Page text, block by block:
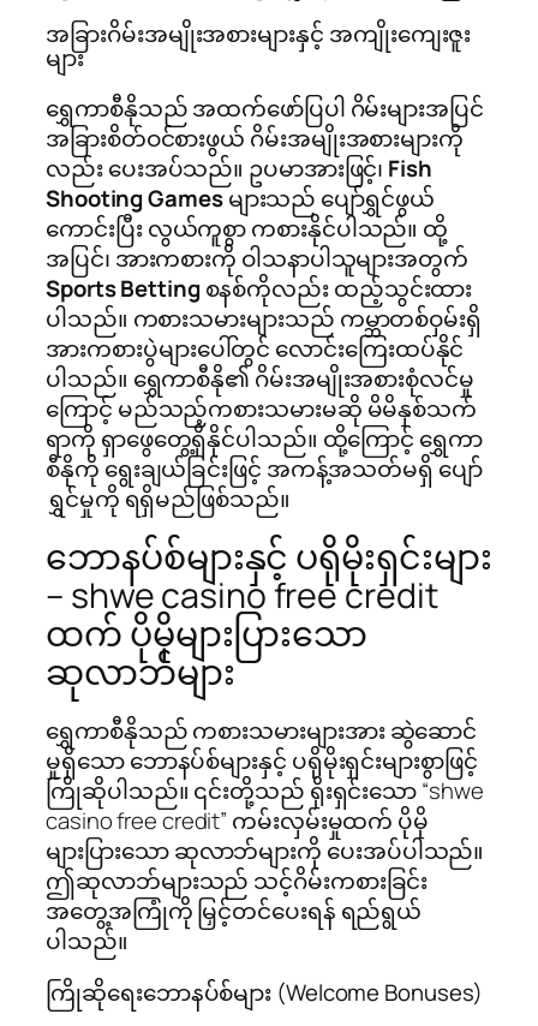
အခြားဂိမ်းအမျိုးအစားများနှင့် အကျိုးကျေးဇူး
များ
ရွှေကာစီနိုသည် အထက်ဖော်ပြပါ ဂိမ်းများအပြင်
အခြားစိတ်ဝင်စားဖွယ် ဂိမ်းအမျိုးအစားများကို
လည်း ပေးအပ်သည်။ ဥပမာအားဖြင့်၊ Fish
Shooting Gamesများသည် ပျော်ရွှင်ဖွယ်
ကောင်းပြီး လွယ်ကူစွာ ကစားနိုင်ပါသည်။ ထို့
အပြင်၊ အားကစားကို ဝါသနာပါသူများအတွက်
Sports Betting စနစ်ကိုလည်း ထည့်သွင်းထား
ပါသည်။ ကစားသမားများသည် ကမ္ဘာတစ်ဝှမ်းရှိ
အားကစားပွဲများပေါ်တွင် လောင်းကြေးထပ်နိုင်
ပါသည်။ ရွှေကာစီနို၏ ဂိမ်းအမျိုးအစားစုံလင်မှု
ကြောင့် မည်သည့်ကစားသမားမဆို မိမိနှစ်သက်
ရာကို ရှာဖွေတွေ့ရှိနိုင်ပါသည်။ ထို့ကြောင့် ရွှေကာ
စီနိုကို ရွေးချယ်ခြင်းဖြင့် အကန့်အသတ်မရှိ ပျော်
ရွှင်မှုကို ရရှိမည်ဖြစ်သည်။
ဘောနပ်စ်များနှင့် ပရိုမိုးရှင်းများ
– shwe casino free credit
ထက် ပိုမိုများပြားသော
ဆုလာဘ်များ
ရွှေကာစီနိုသည် ကစားသမားများအား ဆွဲဆောင်
မှုရှိသော ဘောနပ်စ်များနှင့် ပရိုမိုးရှင်းများစွာဖြင့်
ကြိုဆိုပါသည်။ ၎င်းတို့သည် ရိုးရှင်းသော “shwe
casino free credit” ကမ်းလှမ်းမှုထက် ပိုမို
များပြားသော ဆုလာဘ်များကို ပေးအပ်ပါသည်။
ဤဆုလာဘ်များသည် သင့်ဂိမ်းကစားခြင်း
အတွေ့အကြုံကို မြှင့်တင်ပေးရန် ရည်ရွယ်
ပါသည်။
ကြိုဆိုရေးဘောနပ်စ်များ (Welcome Bonuses)